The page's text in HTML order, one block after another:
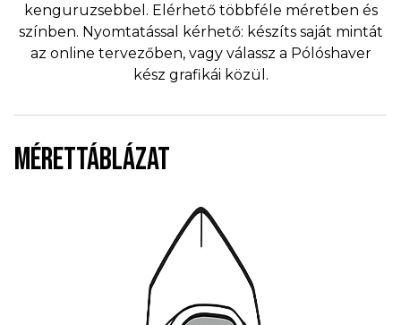
kenguruzsebbel. Elérhető többféle méretben és
színben. Nyomtatással kérhető: készíts saját mintát
az online tervezőben, vagy válassz a Pólóshaver
kész grafikái közül.
MÉRETTÁBLÁZAT